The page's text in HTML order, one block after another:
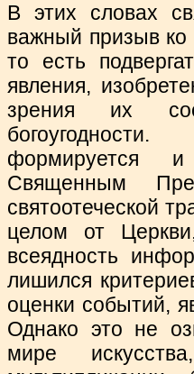
В этих словах
важный призыв
то есть
явления,
зрения их
формируется и
Священным
святоотеческой
целом от
всеядность
лишился
оценки событий,
Однако это не
мире